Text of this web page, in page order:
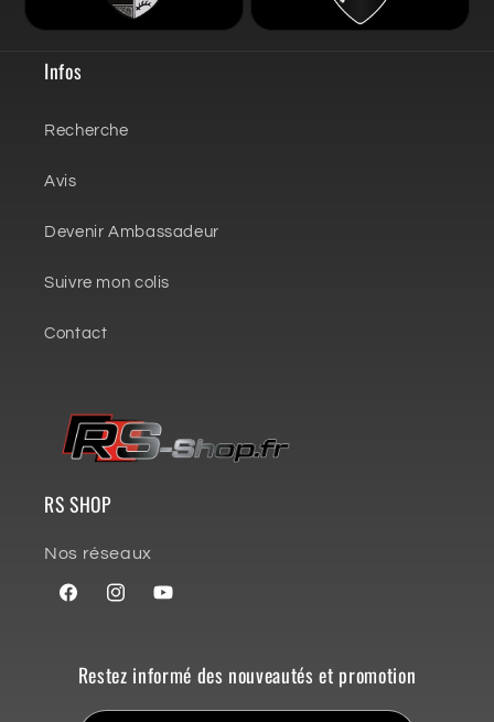
Infos
Recherche
Avis
Devenir Ambassadeur
Suivre mon colis
Contact
RS SHOP
Nos réseaux
FacebookInstagramYouTube
Restez informé des nouveautés et promotion